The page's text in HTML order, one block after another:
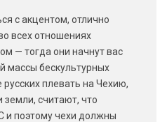
с акцентом, отлично
всех отношениях
— тогда они начнут вас
массы бескультурных
плевать на Чехию,
земли, считают, что
и поэтому чехи должны